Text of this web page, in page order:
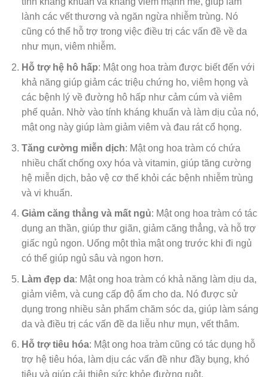
lành các vết thương và ngăn ngừa nhiễm trùng. Nó
cũng có thể hỗ trợ trong việc điều trị các vấn đề về da
như mụn, viêm nhiễm.
Hỗ trợ hệ hô hấp: Mật ong hoa tràm được biết đến với
khả năng giúp giảm các triệu chứng ho, viêm họng và
các bệnh lý về đường hô hấp như cảm cúm và viêm
phế quản. Nhờ vào tính kháng khuẩn và làm dịu của nó,
mật ong này giúp làm giảm viêm và đau rát cổ họng.
Tăng cường miễn dịch: Mật ong hoa tràm có chứa
nhiều chất chống oxy hóa và vitamin, giúp tăng cường
hệ miễn dịch, bảo vệ cơ thể khỏi các bệnh nhiễm trùng
và vi khuẩn.
Giảm căng thẳng và mất ngủ: Mật ong hoa tràm có tác
dụng an thần, giúp thư giãn, giảm căng thẳng, và hỗ trợ
giấc ngủ ngon. Uống một thìa mật ong trước khi đi ngủ
có thể giúp ngủ sâu và ngon hơn.
Làm đẹp da: Mật ong hoa tràm có khả năng làm dịu da,
giảm viêm, và cung cấp độ ẩm cho da. Nó được sử
dụng trong nhiều sản phẩm chăm sóc da, giúp làm sáng
da và điều trị các vấn đề da liễu như mụn, vết thâm.
Hỗ trợ tiêu hóa: Mật ong hoa tràm cũng có tác dụng hỗ
trợ hệ tiêu hóa, làm dịu các vấn đề như đầy bụng, khó
tiêu và giúp cải thiện sức khỏe đường ruột.